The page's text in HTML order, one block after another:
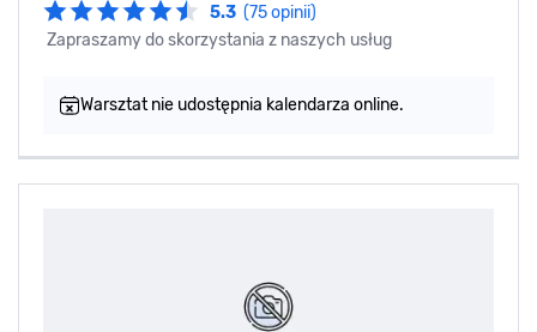
5.3 (75 opinii)
Zapraszamy do skorzystania z naszych usług
Warsztat nie udostępnia kalendarza online.